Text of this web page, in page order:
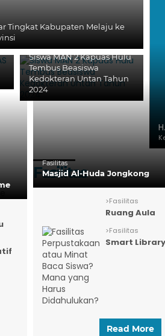
Tingkat Kabupaten Melaju ke
Siswa MAN 2 Kapuas Hulu
Tembus Beasiswa
Kedokteran Untan Tahun
2024
Fasilitas
Fasilitas
Masjid Al-Huda Jongkong
>Fasilitas
Ruang Aula
>Fasilitas
Smart Library
Read More